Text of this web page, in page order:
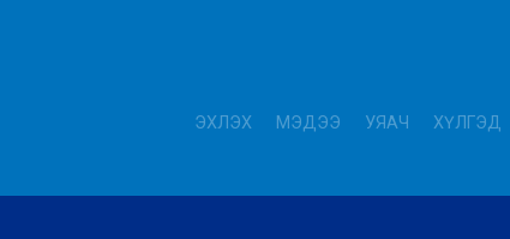
ЭХЛЭХ МЭДЭЭ УЯАЧ ХҮЛГЭД